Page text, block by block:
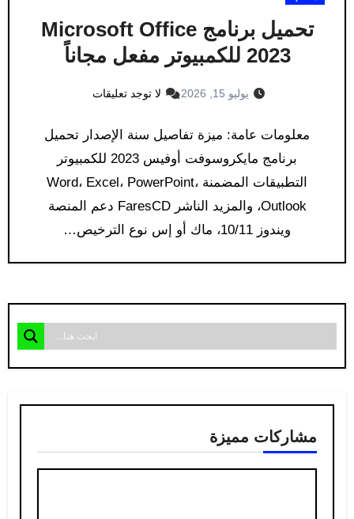
تحميل برنامج Microsoft Office
2023 للكمبيوتر مفعل مجاناً
يوليو 15, 2026 لا توجد تعليقات
معلومات عامة: ميزة تفاصيل سنة الإصدار تحميل
برنامج مايكروسوفت أوفيس 2023 للكمبيوتر
التطبيقات المضمنة Word، Excel، PowerPoint،
Outlook، والمزيد الناشر FaresCD دعم المنصة
ويندوز 10/11، ماك أو إس نوع الترخيص…
مشاركات مميزة